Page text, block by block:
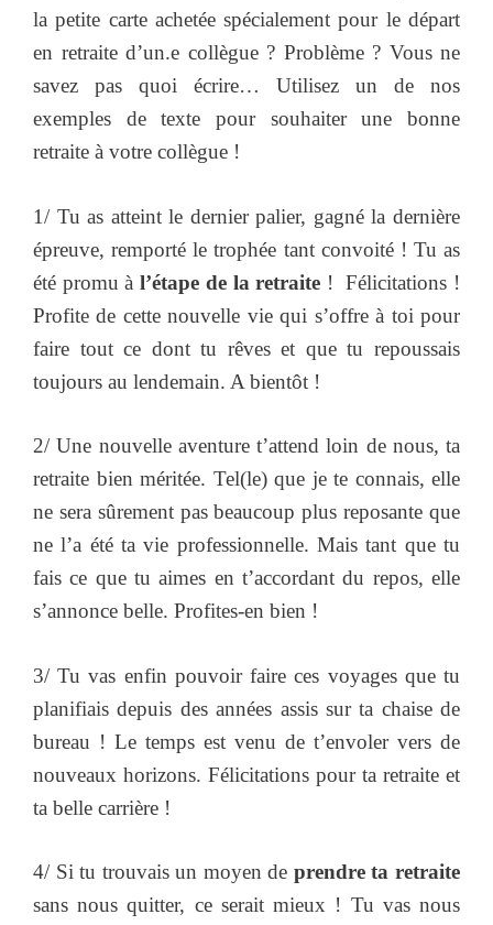
la petite carte achetée spécialement pour le départ
en retraite d’un.e collègue ? Problème ? Vous ne
savez pas quoi écrire… Utilisez un de nos
exemples de texte pour souhaiter une bonne
retraite à votre collègue !
1/ Tu as atteint le dernier palier, gagné la dernière
épreuve, remporté le trophée tant convoité ! Tu as
été promu àl’étape de la retraite ! Félicitations !
Profite de cette nouvelle vie qui s’offre à toi pour
faire tout ce dont tu rêves et que tu repoussais
toujours au lendemain. A bientôt !
2/ Une nouvelle aventure t’attend loin de nous, ta
retraite bien méritée. Tel(le) que je te connais, elle
ne sera sûrement pas beaucoup plus reposante que
ne l’a été ta vie professionnelle. Mais tant que tu
fais ce que tu aimes en t’accordant du repos, elle
s’annonce belle. Profites-en bien !
3/ Tu vas enfin pouvoir faire ces voyages que tu
planifiais depuis des années assis sur ta chaise de
bureau ! Le temps est venu de t’envoler vers de
nouveaux horizons. Félicitations pour ta retraite et
ta belle carrière !
4/ Si tu trouvais un moyen de prendre ta retraite
sans nous quitter, ce serait mieux ! Tu vas nous